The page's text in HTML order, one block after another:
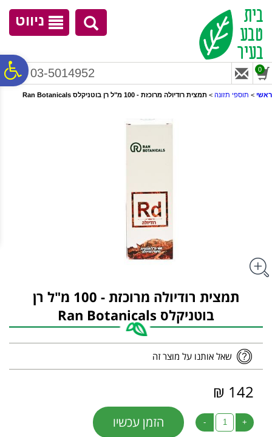
נגישות
ניווט
03-5014952 0
ראשי > תוספי תזונה > תמצית רודיולה מרוכזת - 100 מ"ל רן בוטניקלס Ran Botanicals
תמצית רודיולה מרוכזת - 100 מ"ל רן
בוטניקלס Ran Botanicals
שאל אותנו על מוצר זה
142 ₪
+
- הזמן עכשיו